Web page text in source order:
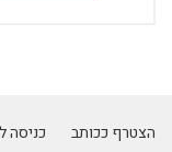
הצטרף ככותב
כניסה